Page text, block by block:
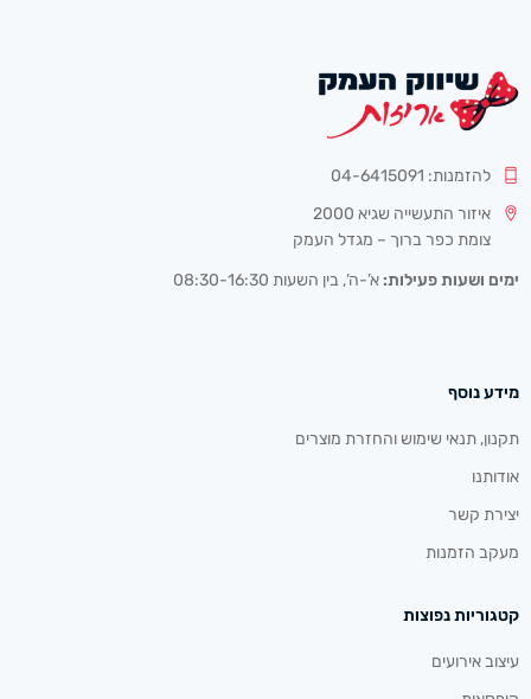
להזמנות: 04-6415091
איזור התעשייה שגיא 2000
צומת כפר ברוך – מגדל העמק
ימים ושעות פעילות: א’-ה’, בין השעות 08:30-16:30
מידע נוסף
תקנון, תנאי שימוש והחזרת מוצרים
אודותנו
יצירת קשר
מעקב הזמנות
קטגוריות נפוצות
עיצוב אירועים